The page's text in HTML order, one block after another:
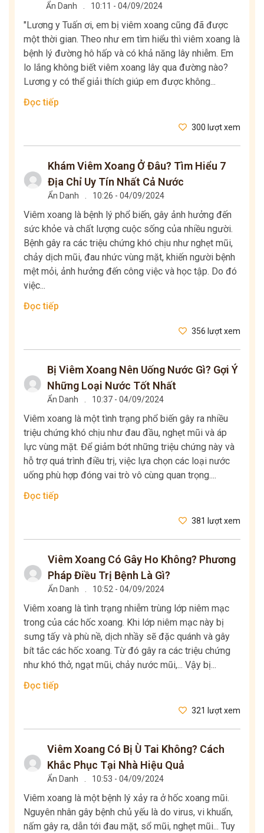
Ẩn Danh . 10:11 - 04/09/2024
"Lương y Tuấn ơi, em bị viêm xoang cũng đã được
một thời gian. Theo như em tìm hiểu thì viêm xoang là
bệnh lý đường hô hấp và có khả năng lây nhiễm. Em
lo lắng không biết viêm xoang lây qua đường nào?
Lương y có thể giải thích giúp em được không...
Đọc tiếp
300 lượt xem
Khám Viêm Xoang Ở Đâu? Tìm Hiểu 7
Địa Chỉ Uy Tín Nhất Cả Nước
Ẩn Danh . 10:26 - 04/09/2024
Viêm xoang là bệnh lý phổ biến, gây ảnh hưởng đến
sức khỏe và chất lượng cuộc sống của nhiều người.
Bệnh gây ra các triệu chứng khó chịu như nghẹt mũi,
chảy dịch mũi, đau nhức vùng mặt, khiến người bệnh
mệt mỏi, ảnh hưởng đến công việc và học tập. Do đó
việc...
Đọc tiếp
356 lượt xem
Bị Viêm Xoang Nên Uống Nước Gì? Gợi Ý
Những Loại Nước Tốt Nhất
Ẩn Danh . 10:37 - 04/09/2024
Viêm xoang là một tình trạng phổ biến gây ra nhiều
triệu chứng khó chịu như đau đầu, nghẹt mũi và áp
lực vùng mặt. Để giảm bớt những triệu chứng này và
hỗ trợ quá trình điều trị, việc lựa chọn các loại nước
uống phù hợp đóng vai trò vô cùng quan trọng....
Đọc tiếp
381 lượt xem
Viêm Xoang Có Gây Ho Không? Phương
Pháp Điều Trị Bệnh Là Gì?
Ẩn Danh . 10:52 - 04/09/2024
Viêm xoang là tình trạng nhiễm trùng lớp niêm mạc
trong của các hốc xoang. Khi lớp niêm mạc này bị
sưng tấy và phù nề, dịch nhầy sẽ đặc quánh và gây
bít tắc các hốc xoang. Từ đó gây ra các triệu chứng
như khó thở, ngạt mũi, chảy nước mũi,... Vậy bị...
Đọc tiếp
321 lượt xem
Viêm Xoang Có Bị Ù Tai Không? Cách
Khắc Phục Tại Nhà Hiệu Quả
Ẩn Danh . 10:53 - 04/09/2024
Viêm xoang là một bệnh lý xảy ra ở hốc xoang mũi.
Nguyên nhân gây bệnh chủ yếu là do virus, vi khuẩn,
nấm gây ra, dẫn tới đau mặt, sổ mũi, nghẹt mũi... Tuy